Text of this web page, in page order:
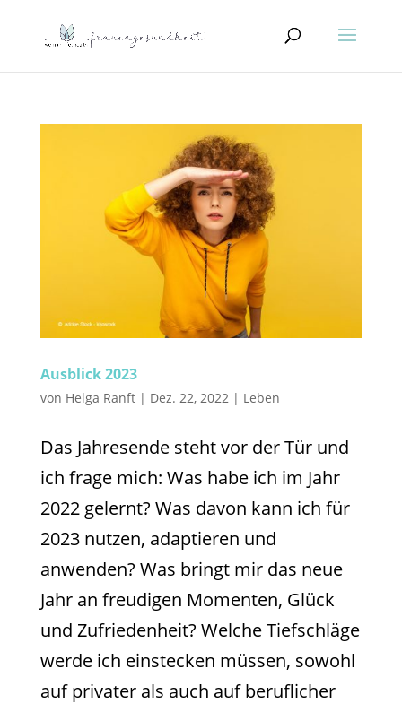
Ausblick 2023
von Helga Ranft| Dez. 22, 2022| Leben
Das Jahresende steht vor der Tür und
ich frage mich: Was habe ich im Jahr
2022 gelernt? Was davon kann ich für
2023 nutzen, adaptieren und
anwenden? Was bringt mir das neue
Jahr an freudigen Momenten, Glück
und Zufriedenheit? Welche Tiefschläge
werde ich einstecken müssen, sowohl
auf privater als auch auf beruflicher